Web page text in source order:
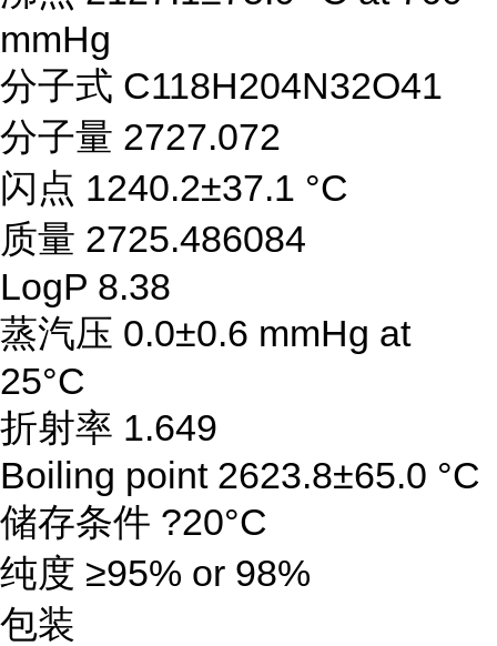
mmHg
分子式 C118H204N32O41
分子量 2727.072
闪点 1240.2±37.1 °C
质量 2725.486084
LogP 8.38
蒸汽压 0.0±0.6 mmHg at
25°C
折射率 1.649
Boiling point 2623.8±65.0 °C
储存条件 ?20°C
纯度 ≥95% or 98%
包装